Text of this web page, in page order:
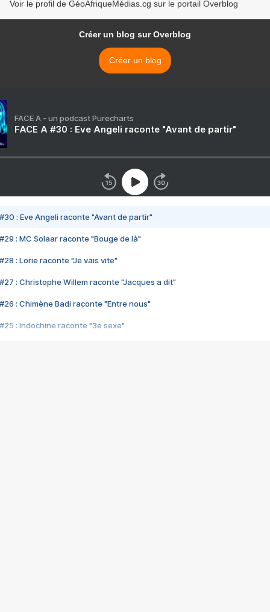
Voir le profil de GéoAfriqueMédias.cg sur le portail Overblog
Créer un blog sur Overblog
Créer un blog
FACE A - un podcast Purecharts
FACE A #30 : Eve Angeli raconte "Avant de partir"
#30 : Eve Angeli raconte "Avant de partir"
#29 : MC Solaar raconte "Bouge de là"
#28 : Lorie raconte "Je vais vite"
#27 : Christophe Willem raconte "Jacques a dit"
#26 : Chimène Badi raconte "Entre nous"
#25 : Indochine raconte "3e sexe"